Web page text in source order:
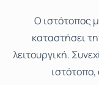
Ο ιστότοπoς
καταστήσει
λειτουργική.